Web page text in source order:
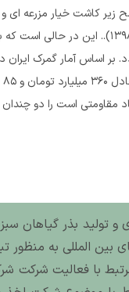
هکتار با تولید 1430626 و 1914305 تن بوده است (آمارنامه
مقاومتی است را دو چندان
تولید بذر گیاهان
المللی به منظور
با فعالیت شرکت